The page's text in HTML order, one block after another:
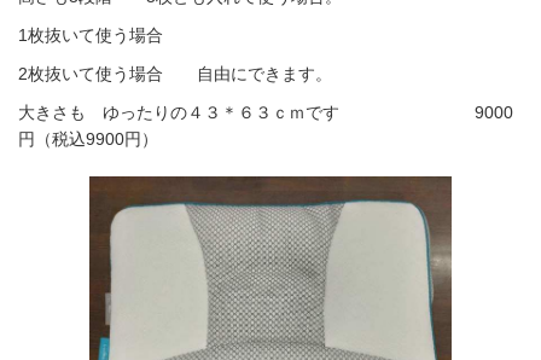
1枚抜いて使う場合
2枚抜いて使う場合 自由にできます。
大きさも ゆったりの４３＊６３ｃｍです 9000
円（税込9900円）